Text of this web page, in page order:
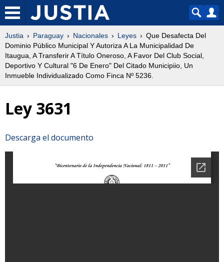
Justia Paraguay Nacionales Leyes
Que Desafecta Del
Dominio Público Municipal Y Autoriza A La Municipalidad De
Itaugua, A Transferir A Título Oneroso, A Favor Del Club Social,
Deportivo Y Cultural "6 De Enero" Del Citado Municipiio, Un
Inmueble Individualizado Como Finca Nº 5236.
Ley 3631
Descarga el documento